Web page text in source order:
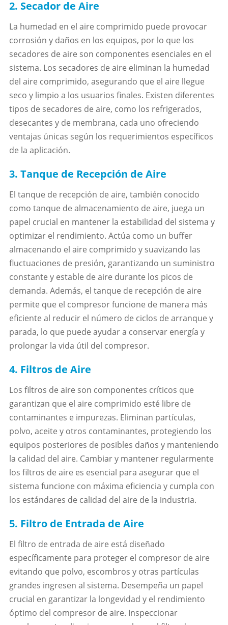
2. Secador de Aire
La humedad en el aire comprimido puede provocar
corrosión y daños en los equipos, por lo que los
secadores de aire son componentes esenciales en el
sistema. Los secadores de aire eliminan la humedad
del aire comprimido, asegurando que el aire llegue
seco y limpio a los usuarios finales. Existen diferentes
tipos de secadores de aire, como los refrigerados,
desecantes y de membrana, cada uno ofreciendo
ventajas únicas según los requerimientos específicos
de la aplicación.
3. Tanque de Recepción de Aire
El tanque de recepción de aire, también conocido
como tanque de almacenamiento de aire, juega un
papel crucial en mantener la estabilidad del sistema y
optimizar el rendimiento. Actúa como un buffer
almacenando el aire comprimido y suavizando las
fluctuaciones de presión, garantizando un suministro
constante y estable de aire durante los picos de
demanda. Además, el tanque de recepción de aire
permite que el compresor funcione de manera más
eficiente al reducir el número de ciclos de arranque y
parada, lo que puede ayudar a conservar energía y
prolongar la vida útil del compresor.
4. Filtros de Aire
Los filtros de aire son componentes críticos que
garantizan que el aire comprimido esté libre de
contaminantes e impurezas. Eliminan partículas,
polvo, aceite y otros contaminantes, protegiendo los
equipos posteriores de posibles daños y manteniendo
la calidad del aire. Cambiar y mantener regularmente
los filtros de aire es esencial para asegurar que el
sistema funcione con máxima eficiencia y cumpla con
los estándares de calidad del aire de la industria.
5. Filtro de Entrada de Aire
El filtro de entrada de aire está diseñado
específicamente para proteger el compresor de aire
evitando que polvo, escombros y otras partículas
grandes ingresen al sistema. Desempeña un papel
crucial en garantizar la longevidad y el rendimiento
óptimo del compresor de aire. Inspeccionar